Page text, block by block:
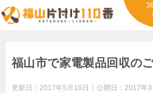
福山市で家電製品回収の
更新日： 2017年5月10日 公開日： 2017年3